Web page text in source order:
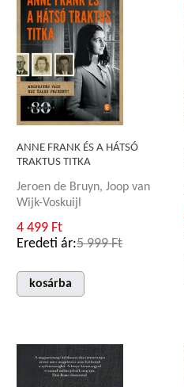
ANNE FRANK ÉS A HÁTSÓ
TRAKTUS TITKA
Jeroen de Bruyn, Joop van
Wijk-Voskuijl
4 499 Ft
Eredeti ár:5 999 Ft
kosárba